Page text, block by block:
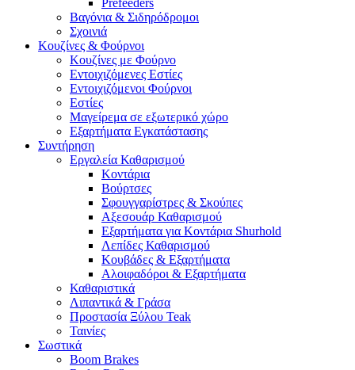
Prefeeders
Βαγόνια & Σιδηρόδρομοι
Σχοινιά
Κουζίνες & Φούρνοι
Κουζίνες με Φούρνο
Εντοιχιζόμενες Εστίες
Εντοιχιζόμενοι Φούρνοι
Εστίες
Μαγείρεμα σε εξωτερικό χώρο
Εξαρτήματα Εγκατάστασης
Συντήρηση
Εργαλεία Καθαρισμού
Κοντάρια
Βούρτσες
Σφουγγαρίστρες & Σκούπες
Αξεσουάρ Καθαρισμού
Εξαρτήματα για Κοντάρια Shurhold
Λεπίδες Καθαρισμού
Κουβάδες & Εξαρτήματα
Αλοιφαδόροι & Εξαρτήματα
Καθαριστικά
Λιπαντικά & Γράσα
Προστασία Ξύλου Teak
Ταινίες
Σωστικά
Boom Brakes